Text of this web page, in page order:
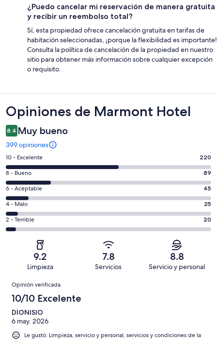
¿Puedo cancelar mi reservación de manera gratuita
y recibir un reembolso total?
Sí, esta propiedad ofrece cancelación gratuita en tarifas de
habitación seleccionadas, ¡porque la flexibilidad es importante!
Consulta la política de cancelación de la propiedad en nuestro
sitio para obtener más información sobre cualquier excepción
o requisito.
Opiniones
Opiniones de Marmont Hotel
8.4 Muy bueno
399 opiniones
Puntuación
de
10,
es
decir,
Excelente.
Basada
en
opiniones
10 - Excelente 220
Puntuación
de
8,
es
decir,
Bueno.
opiniones
8 - Bueno 89
Puntuación
de
6,
es
decir,
Aceptable.
de
399
opiniones
6 - Aceptable 45
Puntuación
de
4,
Basada
25
de
opiniones
4 - Malo 25
Puntuación
de
Terrible.
Basada
20
de
399
opiniones
2 - Terrible 20
9.2
Limpieza
7.8
Servicios
8.8
Servicio y personal
Opiniones
Opinión verificada
10/10 Excelente
DIONISIO
6 may. 2026
Le gustó: Limpieza, servicio y personal, servicios y condiciones de la